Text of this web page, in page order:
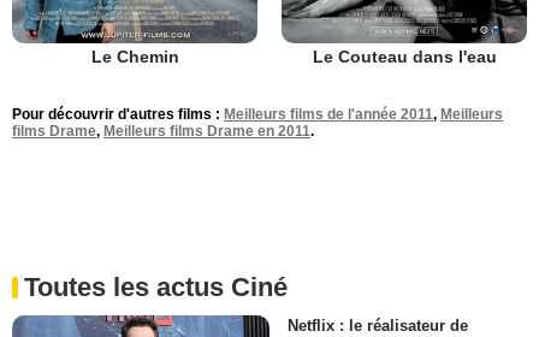
Le Chemin Le Couteau dans l'eau
Pour découvrir d'autres films : Meilleurs films de l'année 2011, Meilleurs
films Drame, Meilleurs films Drame en 2011.
Toutes les actus Ciné
Netflix : le réalisateur de